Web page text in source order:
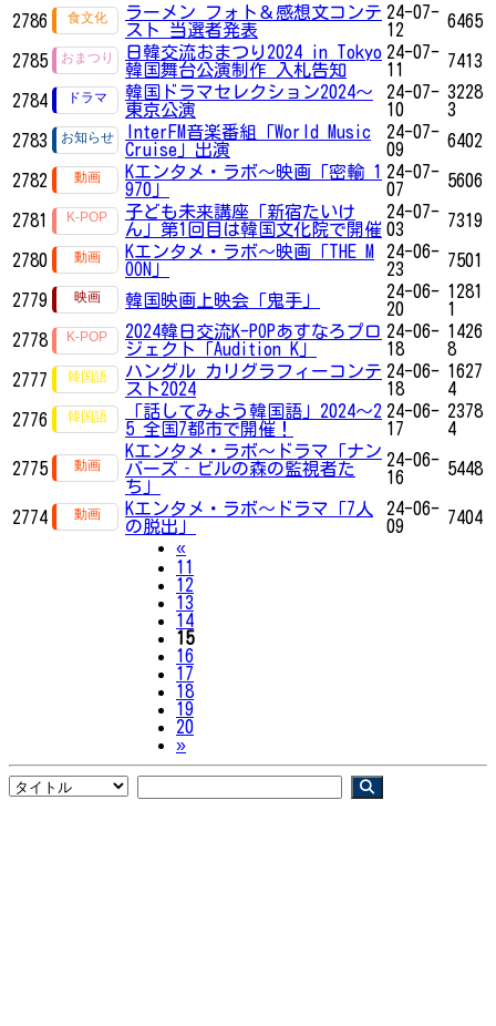
2786
ラーメン フォト＆感想文コンテ
スト 当選者発表
24-07-
12
6465
2785
日韓交流おまつり2024 in Tokyo
韓国舞台公演制作 入札告知
24-07-
11
7413
2784
韓国ドラマセレクション2024～
東京公演
24-07-
10
3228
3
2783
InterFM音楽番組「World Music
Cruise」出演
24-07-
09
6402
2782
Kエンタメ・ラボ～映画「密輸 1
970」
24-07-
07
5606
2781
子ども未来講座「新宿たいけ
ん」第1回目は韓国文化院で開催
24-07-
03
7319
2780
Kエンタメ・ラボ～映画「THE M
OON」
24-06-
23
7501
2779 韓国映画上映会「鬼手」
24-06-
20
1281
1
2778
2024韓日交流K-POPあすなろプロ
ジェクト「Audition K」
24-06-
18
1426
8
2777
ハングル カリグラフィーコンテ
スト2024
24-06-
18
1627
4
2776
「話してみよう韓国語」2024～2
5 全国7都市で開催！
24-06-
17
2378
4
2775
Kエンタメ・ラボ～ドラマ「ナン
バーズ‐ビルの森の監視者た
ち」
24-06-
16
5448
2774
Kエンタメ・ラボ～ドラマ「7人
の脱出」
24-06-
09
7404
«Previous
11
12
13
14
15
16
17
18
19
20
»Next